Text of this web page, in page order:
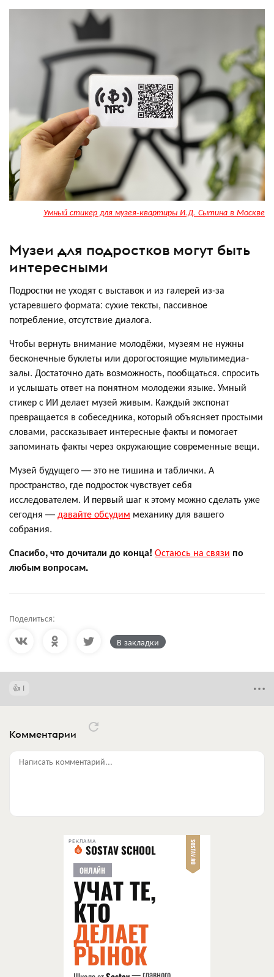
Умный стикер для музея-квартиры И.Д. Сытина в Москве
Музеи для подростков могут быть
интересными
Подростки не уходят с выставок и из галерей из-за
устаревшего формата: сухие тексты, пассивное
потребление, отсутствие диалога.
Чтобы вернуть внимание молодёжи, музеям не нужны
бесконечные буклеты или дорогостоящие мультимедиа-
залы. Достаточно дать возможность, пообщаться. спросить
и услышать ответ на понятном молодежи языке. Умный
стикер с ИИ делает музей живым. Каждый экспонат
превращается в собеседника, который объясняет простыми
словами, рассказывает интересные факты и помогает
запоминать факты через окружающие современные вещи.
Музей будущего — это не тишина и таблички. А
пространство, где подросток чувствует себя
исследователем. И первый шаг к этому можно сделать уже
сегодня —давайте обсудим механику для вашего
собрания.
Спасибо, что дочитали до конца! Остаюсь на связи по
любым вопросам.
Поделиться:
В закладки
1
Комментарии
Написать комментарий...
РЕКЛАМА